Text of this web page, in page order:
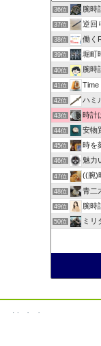
36位 腕時
37位 逆回
38位 働く
39位 堀町
40位 腕時
41位 Time
42位 ハミ
43位 時計は
44位 安物
45位 時を
46位 魅力
47位 ((腕)
48位 青二
49位 腕時
50位
ミリ